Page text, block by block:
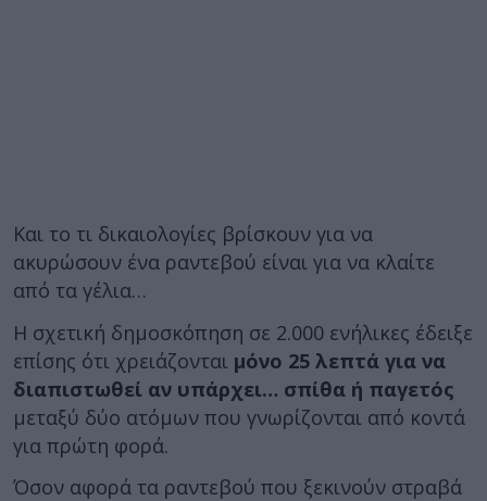
Και το τι δικαιολογίες βρίσκουν για να
ακυρώσουν ένα ραντεβού είναι για να κλαίτε
από τα γέλια…
Η σχετική δημοσκόπηση σε 2.000 ενήλικες έδειξε
επίσης ότι χρειάζονται μόνο 25 λεπτά για να
διαπιστωθεί αν υπάρχει… σπίθα ή παγετός
μεταξύ δύο ατόμων που γνωρίζονται από κοντά
για πρώτη φορά.
Όσον αφορά τα ραντεβού που ξεκινούν στραβά